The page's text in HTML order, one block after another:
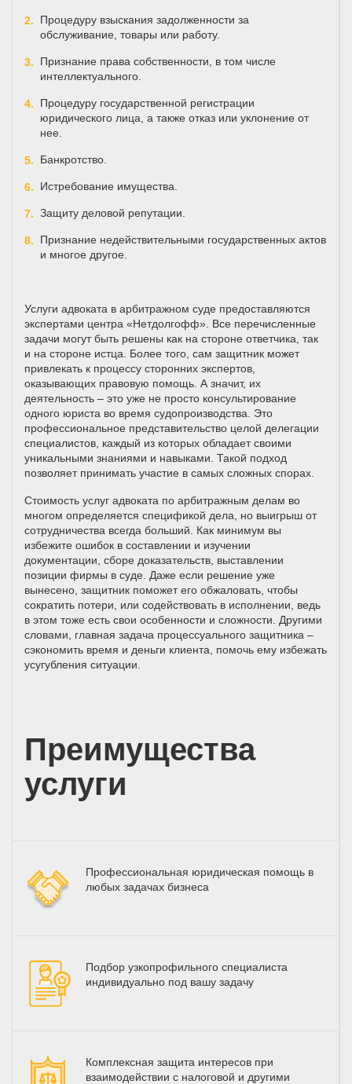
Процедуру взыскания задолженности за
обслуживание, товары или работу.
Признание права собственности, в том числе
интеллектуального.
Процедуру государственной регистрации
юридического лица, а также отказ или уклонение от
нее.
Банкротство.
Истребование имущества.
Защиту деловой репутации.
Признание недействительными государственных актов
и многое другое.
Услуги адвоката в арбитражном суде предоставляются
экспертами центра «Нетдолгофф». Все перечисленные
задачи могут быть решены как на стороне ответчика, так
и на стороне истца. Более того, сам защитник может
привлекать к процессу сторонних экспертов,
оказывающих правовую помощь. А значит, их
деятельность – это уже не просто консультирование
одного юриста во время судопроизводства. Это
профессиональное представительство целой делегации
специалистов, каждый из которых обладает своими
уникальными знаниями и навыками. Такой подход
позволяет принимать участие в самых сложных спорах.
Стоимость услуг адвоката по арбитражным делам во
многом определяется спецификой дела, но выигрыш от
сотрудничества всегда больший. Как минимум вы
избежите ошибок в составлении и изучении
документации, сборе доказательств, выставлении
позиции фирмы в суде. Даже если решение уже
вынесено, защитник поможет его обжаловать, чтобы
сократить потери, или содействовать в исполнении, ведь
в этом тоже есть свои особенности и сложности. Другими
словами, главная задача процессуального защитника –
сэкономить время и деньги клиента, помочь ему избежать
усугубления ситуации.
Преимущества
услуги
Профессиональная юридическая помощь в
любых задачах бизнеса
Подбор узкопрофильного специалиста
индивидуально под вашу задачу
Комплексная защита интересов при
взаимодействии с налоговой и другими